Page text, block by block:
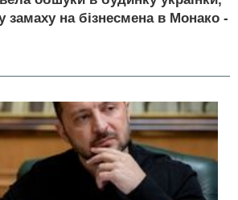
замаху на бізнесмена в Монако -